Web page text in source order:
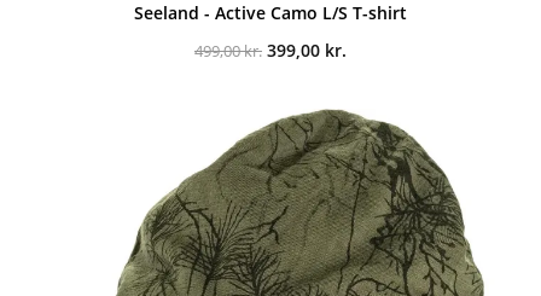
Seeland - Active Camo L/S T-shirt
499,00kr. Den
499,00 kr..
399,00 kr.
er:
399,00 kr..